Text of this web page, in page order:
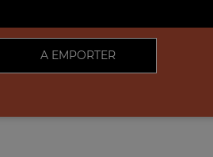
A EMPORTER